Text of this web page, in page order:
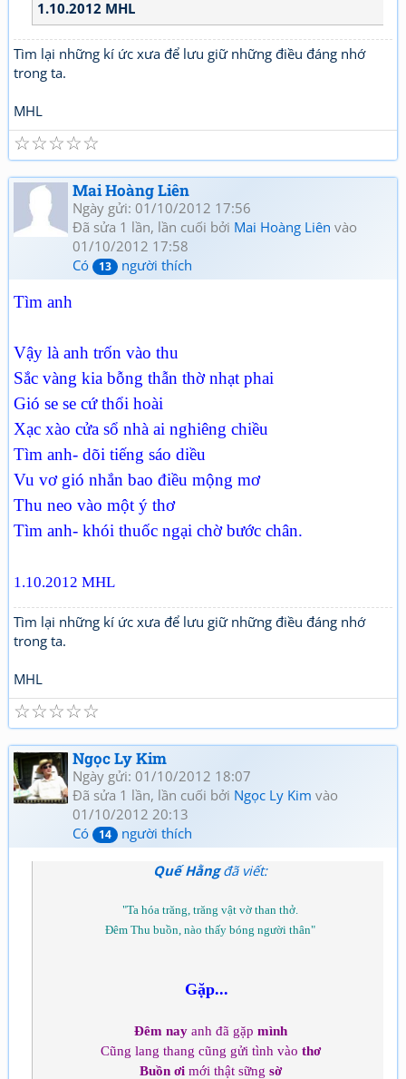
1.10.2012 MHL
Tìm lại những kí ức xưa để lưu giữ những điều đáng nhớ
trong ta.
MHL
☆
☆
☆
☆
☆
Mai Hoàng Liên
Ngày gửi: 01/10/2012 17:56
Đã sửa 1 lần, lần cuối bởi Mai Hoàng Liên vào
01/10/2012 17:58
Có
13 người thích
Tìm anh
Vậy là anh trốn vào thu
Sắc vàng kia bỗng thẫn thờ nhạt phai
Gió se se cứ thổi hoài
Xạc xào cửa sổ nhà ai nghiêng chiều
Tìm anh- dõi tiếng sáo diều
Vu vơ gió nhắn bao điều mộng mơ
Thu neo vào một ý thơ
Tìm anh- khói thuốc ngại chờ bước chân.
1.10.2012 MHL
Tìm lại những kí ức xưa để lưu giữ những điều đáng nhớ
trong ta.
MHL
☆
☆
☆
☆
☆
Ngọc Ly Kim
Ngày gửi: 01/10/2012 18:07
Đã sửa 1 lần, lần cuối bởi Ngọc Ly Kim vào
01/10/2012 20:13
Có
14 người thích
Quế Hằngđã viết:
"Ta hóa trăng, trăng vật vờ than thở.
Đêm Thu buồn, nào thấy bóng người thân"
Gặp...
Đêm nayanh đã gặp mình
Cũng lang thang cũng gửi tình vào thơ
Buồn ơimới thật sững sờ